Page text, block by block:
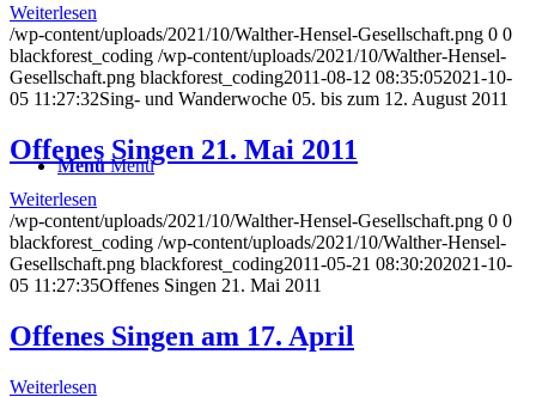
Menü Menü
Weiterlesen
/wp-content/uploads/2021/10/Walther-Hensel-Gesellschaft.png 0 0
blackforest_coding /wp-content/uploads/2021/10/Walther-Hensel-
Gesellschaft.png blackforest_coding2011-08-12 08:35:052021-10-
05 11:27:32Sing- und Wanderwoche 05. bis zum 12. August 2011
Offenes Singen 21. Mai 2011
Weiterlesen
/wp-content/uploads/2021/10/Walther-Hensel-Gesellschaft.png 0 0
blackforest_coding /wp-content/uploads/2021/10/Walther-Hensel-
Gesellschaft.png blackforest_coding2011-05-21 08:30:202021-10-
05 11:27:35Offenes Singen 21. Mai 2011
Offenes Singen am 17. April
Weiterlesen